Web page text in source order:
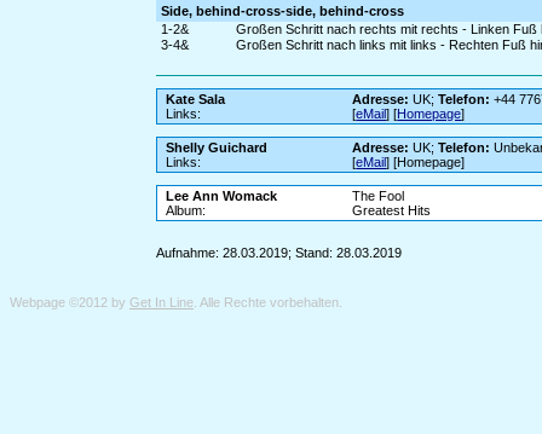
Side, behind-cross-side, behind-cross
1-2&
Großen Schritt nach rechts mit rechts - Linken
3-4&
Großen Schritt nach links mit links - Rechten Fuß
Kate Sala Adresse: UK;Telefon: +44
Links:
[eMail] [Homepage]
Shelly Guichard Adresse: UK;Telefon:
Links:
[eMail] [Homepage]
Lee Ann Womack
The Fool
Album:
Greatest Hits
Aufnahme: 28.03.2019; Stand: 28.03.2019
Webpage ©2012 by Get In Line . Alle Rechte vorbehalten.